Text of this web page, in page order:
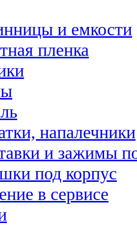
и емкости
пленка
напалечники
и зажимы
под корпус
в сервисе